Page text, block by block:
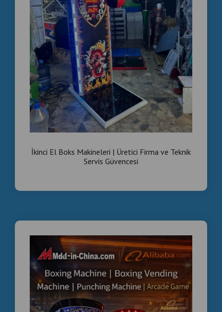
İkinci El Boks Makineleri | Üretici Firma ve Teknik
Servis Güvencesi